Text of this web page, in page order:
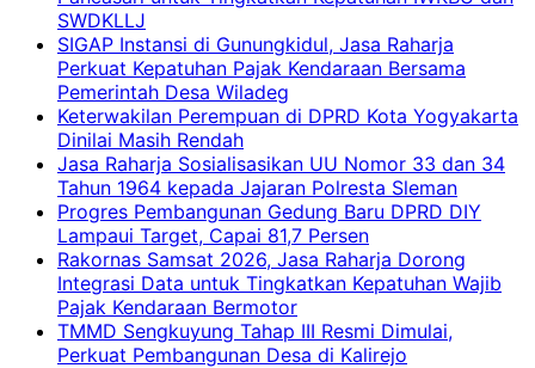
SWDKLLJ
SIGAP Instansi di Gunungkidul, Jasa Raharja
Perkuat Kepatuhan Pajak Kendaraan Bersama
Pemerintah Desa Wiladeg
Keterwakilan Perempuan di DPRD Kota Yogyakarta
Dinilai Masih Rendah
Jasa Raharja Sosialisasikan UU Nomor 33 dan 34
Tahun 1964 kepada Jajaran Polresta Sleman
Progres Pembangunan Gedung Baru DPRD DIY
Lampaui Target, Capai 81,7 Persen
Rakornas Samsat 2026, Jasa Raharja Dorong
Integrasi Data untuk Tingkatkan Kepatuhan Wajib
Pajak Kendaraan Bermotor
TMMD Sengkuyung Tahap III Resmi Dimulai,
Perkuat Pembangunan Desa di Kalirejo